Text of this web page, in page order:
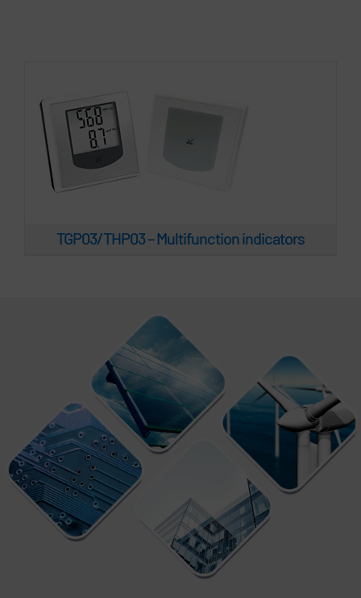
TGP03/THP03 – Multifunction indicators